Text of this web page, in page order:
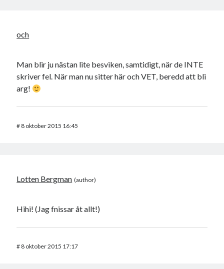
och
Man blir ju nästan lite besviken, samtidigt, när de INTE
skriver fel. När man nu sitter här och VET, beredd att bli
arg!
# 8 oktober 2015 16:45
Lotten Bergman
Hihi! (Jag fnissar åt allt!)
# 8 oktober 2015 17:17